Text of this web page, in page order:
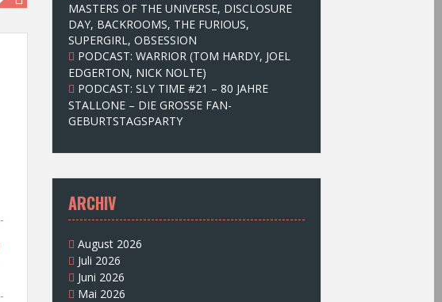
MASTERS OF THE UNIVERSE, DISCLOSURE
DAY, BACKROOMS, THE FURIOUS,
SUPERGIRL, OBSESSION
PODCAST: WARRIOR (TOM HARDY, JOEL
EDGERTON, NICK NOLTE)
PODCAST: SLY TIME #21 – 80 JAHRE
STALLONE – DIE GROSSE FAN-
GEBURTSTAGSPARTY
ARCHIV
August 2026
Juli 2026
Juni 2026
Mai 2026